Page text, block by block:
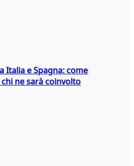
Italia e Spagna: come
ne sarà coinvolto